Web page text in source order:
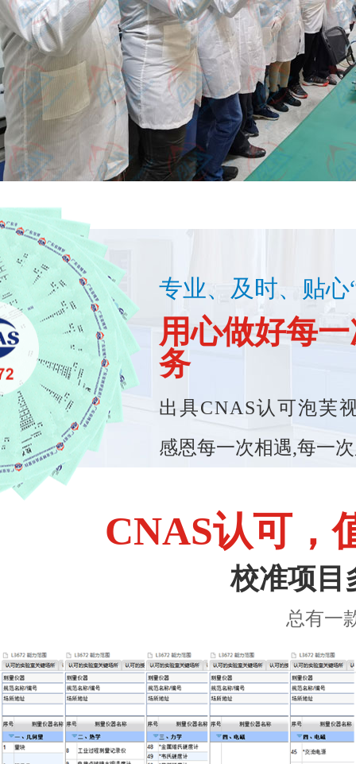
专业、及时
用心做好每一
务
出具CNAS认可泡芙视频
感恩每一次相遇,每一
CNAS认可
校准项目
总有一